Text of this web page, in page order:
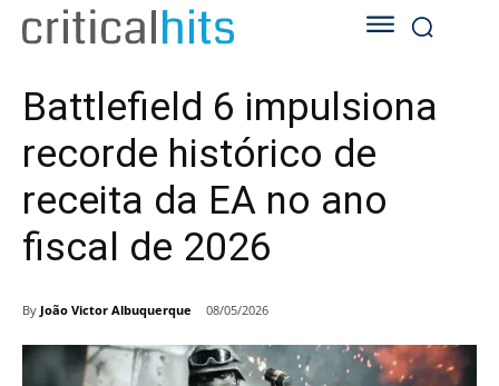
Battlefield 6 impulsiona
recorde histórico de
receita da EA no ano
fiscal de 2026
By João Victor Albuquerque 08/05/2026